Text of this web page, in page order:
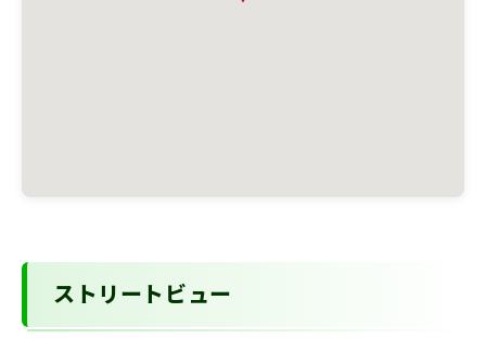
ストリートビュー